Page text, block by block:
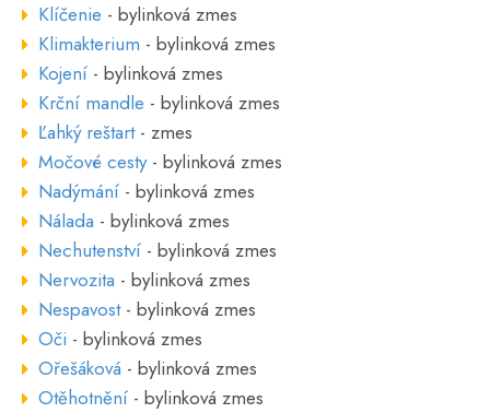
Klíčenie - bylinková zmes
Klimakterium - bylinková zmes
Kojení - bylinková zmes
Krční mandle - bylinková zmes
Ľahký reštart- zmes
Močové cesty- bylinková zmes
Nadýmání - bylinková zmes
Nálada - bylinková zmes
Nechutenství - bylinková zmes
Nervozita - bylinková zmes
Nespavost- bylinková zmes
Oči - bylinková zmes
Ořešáková - bylinková zmes
Otěhotnění - bylinková zmes